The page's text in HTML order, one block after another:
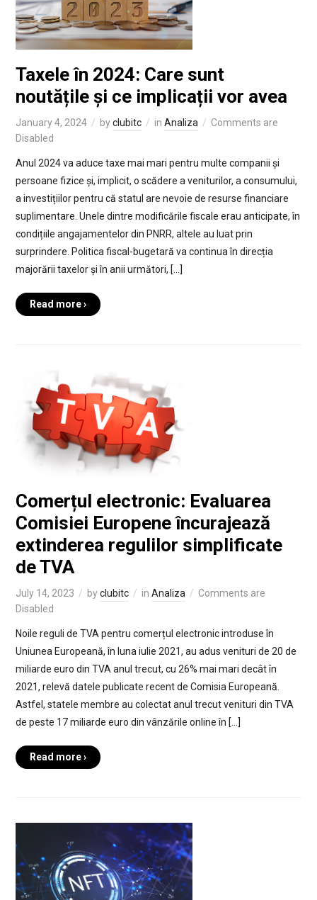
Taxele în 2024: Care sunt
noutățile și ce implicații vor avea
January 4, 2024 byclubitc in Analiza
Comments are
Disabled
Anul 2024 va aduce taxe mai mari pentru multe companii și
persoane fizice și, implicit, o scădere a veniturilor, a consumului,
a investițiilor pentru că statul are nevoie de resurse financiare
suplimentare. Unele dintre modificările fiscale erau anticipate, în
condițiile angajamentelor din PNRR, altele au luat prin
surprindere. Politica fiscal-bugetară va continua în direcția
majorării taxelor și în anii următori, […]
Read more ›
Comerțul electronic: Evaluarea
Comisiei Europene încurajează
extinderea regulilor simplificate
de TVA
July 14, 2023 byclubitc in Analiza
Comments are
Disabled
Noile reguli de TVA pentru comerțul electronic introduse în
Uniunea Europeană, în luna iulie 2021, au adus venituri de 20 de
miliarde euro din TVA anul trecut, cu 26% mai mari decât în
2021, relevă datele publicate recent de Comisia Europeană.
Astfel, statele membre au colectat anul trecut venituri din TVA
de peste 17 miliarde euro din vânzările online în […]
Read more ›